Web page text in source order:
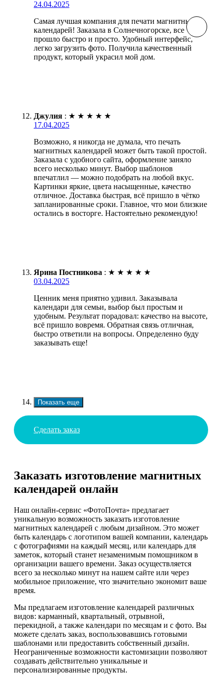
24.04.2025
Самая лучшая компания для печати магнитных
календарей! Заказала в Солнечногорске, все
прошло быстро и просто. Удобный интерфейс,
легко загрузить фото. Получила качественный
продукт, который украсил мой дом.
Джулия : ★ ★ ★ ★ ★
17.04.2025
Возможно, я никогда не думала, что печать
магнитных календарей может быть такой простой.
Заказала с удобного сайта, оформление заняло
всего несколько минут. Выбор шаблонов
впечатлил — можно подобрать на любой вкус.
Картинки яркие, цвета насыщенные, качество
отличное. Доставка быстрая, всё пришло в чётко
запланированные сроки. Главное, что мои близкие
остались в восторге. Настоятельно рекомендую!
Ярина Постникова : ★ ★ ★ ★ ★
03.04.2025
Ценник меня приятно удивил. Заказывала
календари для семьи, выбор был простым и
удобным. Результат порадовал: качество на высоте,
всё пришло вовремя. Обратная связь отличная,
быстро ответили на вопросы. Определенно буду
заказывать еще!
Показать еще
Сделать заказ
Заказать изготовление магнитных
календарей онлайн
Наш онлайн-сервис «ФотоПочта» предлагает
уникальную возможность заказать изготовление
магнитных календарей с любым дизайном. Это может
быть календарь с логотипом вашей компании, календарь
с фотографиями на каждый месяц, или календарь для
заметок, который станет незаменимым помощником в
организации вашего времени. Заказ осуществляется
всего за несколько минут на нашем сайте или через
мобильное приложение, что значительно экономит ваше
время.
Мы предлагаем изготовление календарей различных
видов: карманный, квартальный, отрывной,
перекидной, а также календари по месяцам и с фото. Вы
можете сделать заказ, воспользовавшись готовыми
шаблонами или предоставить собственный дизайн.
Неограниченные возможности кастомизации позволяют
создавать действительно уникальные и
персонализированные продукты.